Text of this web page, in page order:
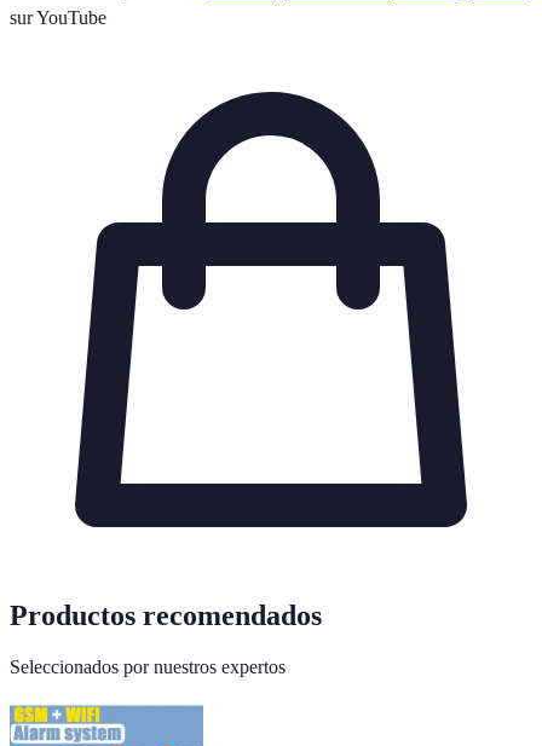
sur YouTube
Productos recomendados
Seleccionados por nuestros expertos